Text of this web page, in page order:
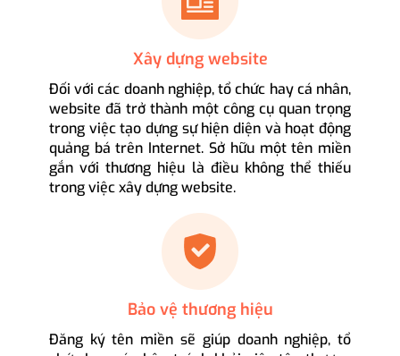
Xây dựng website
Đối với các doanh nghiệp, tổ chức hay cá nhân,
website đã trở thành một công cụ quan trọng
trong việc tạo dựng sự hiện diện và hoạt động
quảng bá trên Internet. Sở hữu một tên miền
gắn với thương hiệu là điều không thể thiếu
trong việc xây dựng website.
Bảo vệ thương hiệu
Đăng ký tên miền sẽ giúp doanh nghiệp, tổ